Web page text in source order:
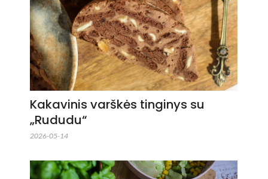
Kakavinis varškės tinginys su
„Rududu“
2026-05-14